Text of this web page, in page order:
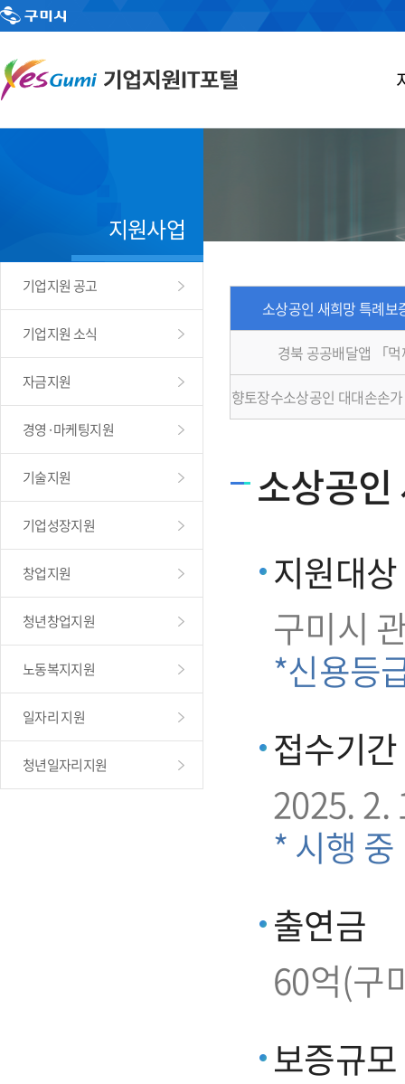
지원사업
기업지원 공고
기업지원 소식
자금지원
경영·마케팅지원
기술지원
기업성장지원
창업지원
청년창업지원
노동복지지원
일자리 지원
청년일자리지원
소상공인 새희망 특례보
경북 공공배달앱 「
향토장수소상공인 대대손손
소상공
지원대상
구미시
*신용등
접수기간
2025. 2.
* 시행 중
출연금
60억(구
보증규모